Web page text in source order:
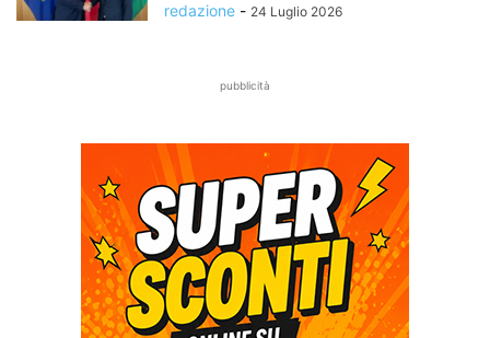
redazione - 24 Luglio 2026
pubblicità